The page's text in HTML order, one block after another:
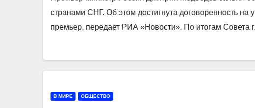
странами СНГ. Об этом достигнута договоренность на
премьер, передает РИА «Новости». По итогам Совета
В МИРЕ ОБЩЕСТВО